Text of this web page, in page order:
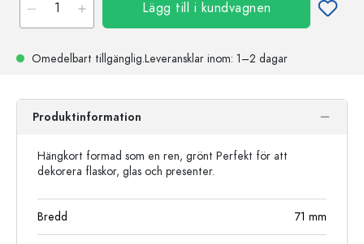
Lägg till i kundvagnen
Omedelbart tillgänglig.Leveransklar inom: 1–2 dagar
Produktinformation
Hängkort formad som en ren, grönt Perfekt för att
dekorera flaskor, glas och presenter.
Bredd 71 mm